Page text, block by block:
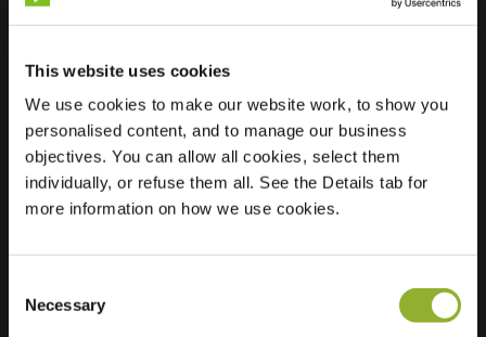
This website uses cookies
We use cookies to make our website work, to show you
personalised content, and to manage our business
objectives. You can allow all cookies, select them
individually, or refuse them all. See the Details tab for
more information on how we use cookies.
Selection
Necessary
Beliggenhed
Boslaan 5
7951 CB Staphorst
Holland